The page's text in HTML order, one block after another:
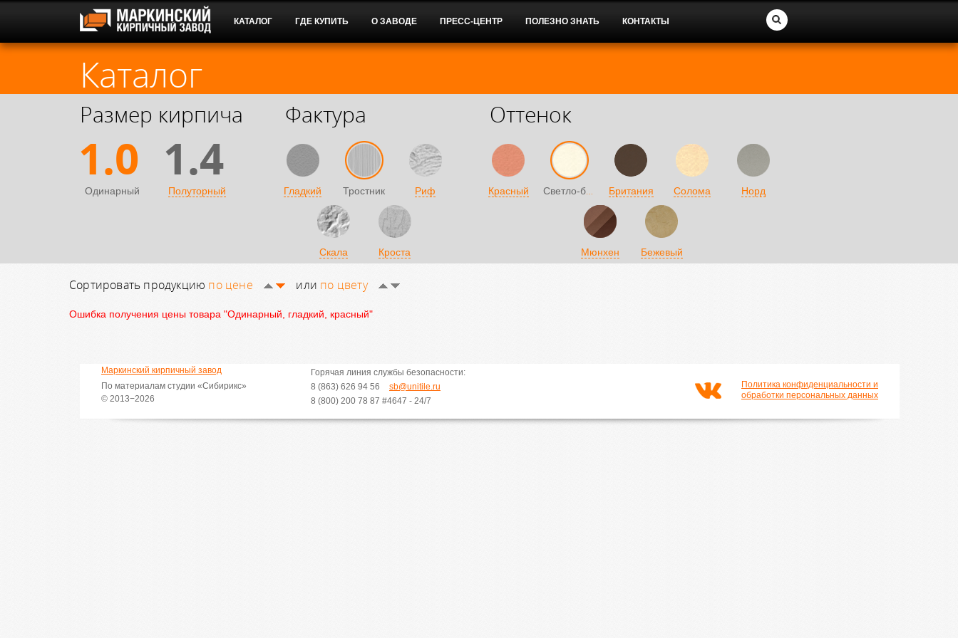
КАТАЛОГ ГДЕ КУПИТЬ О ЗАВОДЕ ПРЕСС-ЦЕНТР ПОЛЕЗНО ЗНАТЬ КОНТАКТЫ
Каталог
Размер кирпича
1.0
Одинарный
1.4
Полуторный
Фактура
Гладкий Тростник Риф
Скала Кроста
Оттенок
Красный Светло-бежевый Британия Солома Норд
Мюнхен Бежевый
Сортировать продукцию по цене или по цвету
Ошибка получения цены товара "Одинарный, гладкий, красный"
Маркинский кирпичный завод
По материалам студии «Сибирикс»
© 2013−2026
Горячая линия службы безопасности:
8 (863) 626 94 56
sb@unitile.ru
8 (800) 200 78 87 #4647 - 24/7
Политика конфиденциальности и
обработки персональных данных